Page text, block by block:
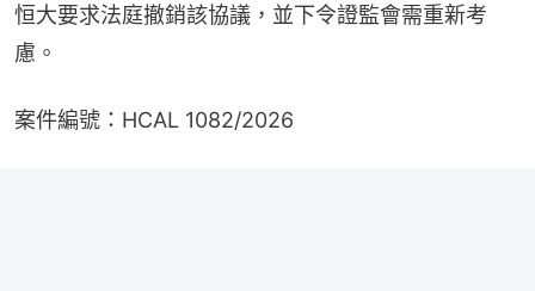
恒大要求法庭撤銷該協議，並下令證監會需重新考
慮。
案件編號：HCAL 1082/2026